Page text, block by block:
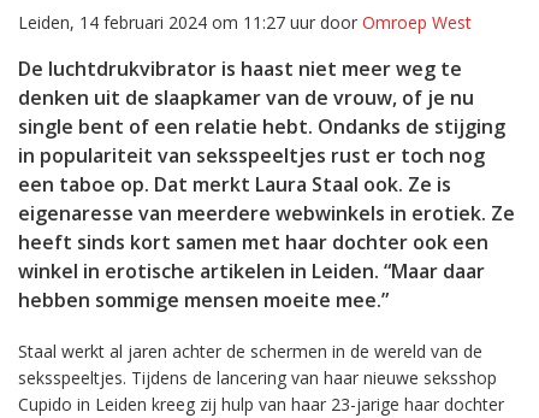
Leiden, 14 februari 2024 om 11:27 uur door Omroep West
De luchtdrukvibrator is haast niet meer weg te
denken uit de slaapkamer van de vrouw, of je nu
single bent of een relatie hebt. Ondanks de stijging
in populariteit van seksspeeltjes rust er toch nog
een taboe op. Dat merkt Laura Staal ook. Ze is
eigenaresse van meerdere webwinkels in erotiek. Ze
heeft sinds kort samen met haar dochter ook een
winkel in erotische artikelen in Leiden. “Maar daar
hebben sommige mensen moeite mee.”
Staal werkt al jaren achter de schermen in de wereld van de
seksspeeltjes. Tijdens de lancering van haar nieuwe seksshop
Cupido in Leiden kreeg zij hulp van haar 23-jarige haar dochter